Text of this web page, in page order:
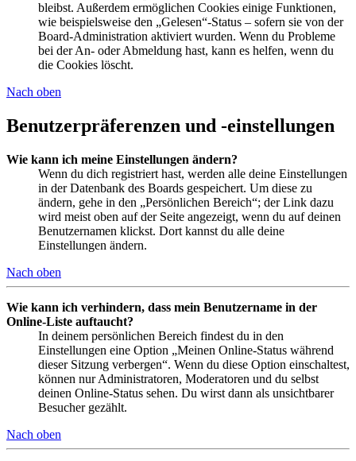
bleibst. Außerdem ermöglichen Cookies einige Funktionen,
wie beispielsweise den „Gelesen“-Status – sofern sie von der
Board-Administration aktiviert wurden. Wenn du Probleme
bei der An- oder Abmeldung hast, kann es helfen, wenn du
die Cookies löscht.
Nach oben
Benutzerpräferenzen und -einstellungen
Wie kann ich meine Einstellungen ändern?
Wenn du dich registriert hast, werden alle deine Einstellungen
in der Datenbank des Boards gespeichert. Um diese zu
ändern, gehe in den „Persönlichen Bereich“; der Link dazu
wird meist oben auf der Seite angezeigt, wenn du auf deinen
Benutzernamen klickst. Dort kannst du alle deine
Einstellungen ändern.
Nach oben
Wie kann ich verhindern, dass mein Benutzername in der
Online-Liste auftaucht?
In deinem persönlichen Bereich findest du in den
Einstellungen eine Option „Meinen Online-Status während
dieser Sitzung verbergen“. Wenn du diese Option einschaltest,
können nur Administratoren, Moderatoren und du selbst
deinen Online-Status sehen. Du wirst dann als unsichtbarer
Besucher gezählt.
Nach oben